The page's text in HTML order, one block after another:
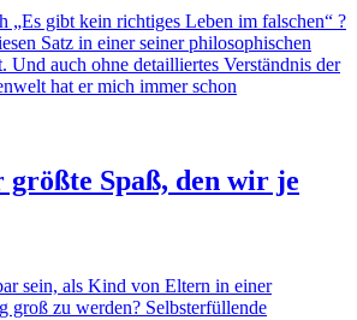
„Es gibt kein richtiges Leben im falschen“ ?
Satz in einer seiner philosophischen
Und auch ohne detailliertes Verständnis der
hat er mich immer schon
Spaß, den wir je
sein, als Kind von Eltern in einer
groß zu werden? Selbsterfüllende